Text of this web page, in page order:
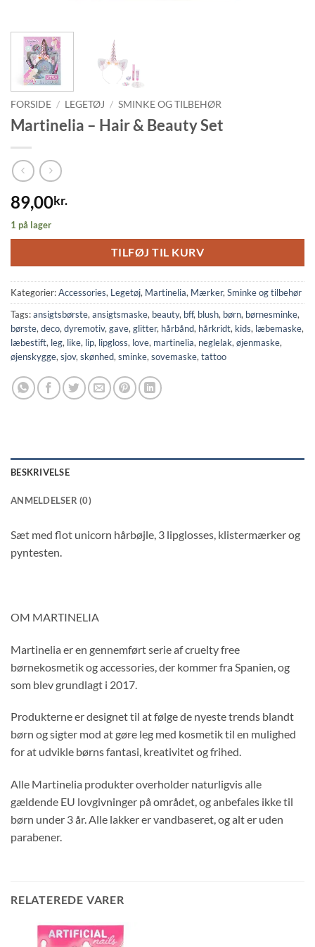
FORSIDE / LEGETØJ / SMINKE OG TILBEHØR
Martinelia – Hair & Beauty Set
89,00kr.
1 på lager
TILFØJ TIL KURV
Kategorier:Accessories, Legetøj, Martinelia, Mærker,Sminke og tilbehør
Tags:ansigtsbørste,ansigtsmaske, beauty, bff, blush, børn, børnesminke,
børste,deco,dyremotiv,gave,glitter, hårbånd, hårkridt, kids, læbemaske,
læbestift, leg, like, lip, lipgloss, love, martinelia, neglelak,øjenmaske,
øjenskygge,sjov,skønhed,sminke,sovemaske,tattoo
BESKRIVELSE
ANMELDELSER (0)
Sæt med flot unicorn hårbøjle, 3 lipglosses, klistermærker og
pyntesten.
OM MARTINELIA
Martinelia er en gennemført serie af cruelty free
børnekosmetik og accessories, der kommer fra Spanien, og
som blev grundlagt i 2017.
Produkterne er designet til at følge de nyeste trends blandt
børn og sigter mod at gøre leg med kosmetik til en mulighed
for at udvikle børns fantasi, kreativitet og frihed.
Alle Martinelia produkter overholder naturligvis alle
gældende EU lovgivninger på området, og anbefales ikke til
børn under 3 år. Alle lakker er vandbaseret, og alt er uden
parabener.
RELATEREDE VARER